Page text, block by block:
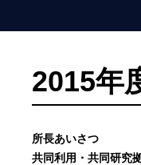
2015年
所長あいさつ
共同利用・共同研究